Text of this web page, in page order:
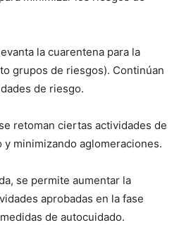
la cuarentena para la
grupos de riesgos). Continúan
de riesgo.
retoman ciertas actividades de
minimizando aglomeraciones.
se permite aumentar la
aprobadas en la fase
de autocuidado.